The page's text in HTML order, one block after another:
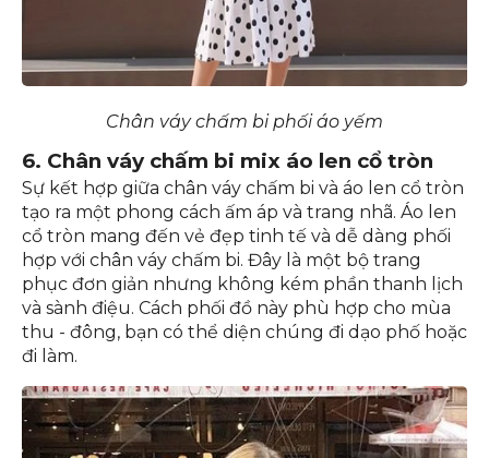
Chân váy chấm bi phối áo yếm
6. Chân váy chấm bi mix áo len cổ tròn
Sự kết hợp giữa chân váy chấm bi và áo len cổ tròn
tạo ra một phong cách ấm áp và trang nhã. Áo len
cổ tròn mang đến vẻ đẹp tinh tế và dễ dàng phối
hợp với chân váy chấm bi. Đây là một bộ trang
phục đơn giản nhưng không kém phần thanh lịch
và sành điệu. Cách phối đồ này phù hợp cho mùa
thu - đông, bạn có thể diện chúng đi dạo phố hoặc
đi làm.